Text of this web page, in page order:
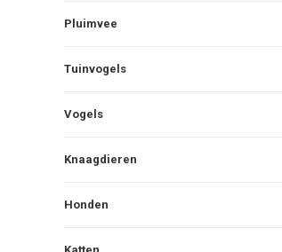
Pluimvee
Tuinvogels
Vogels
Knaagdieren
Honden